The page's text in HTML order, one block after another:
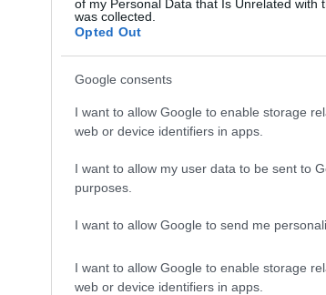
of my Personal Data that Is Unrelated with
was collected.
Opted Out
Google consents
I want to allow Google to enable storage
web or device identifiers in apps.
I want to allow my user data to be sent to
purposes.
I want to allow Google to send me
I want to allow Google to enable storage
web or device identifiers in apps.